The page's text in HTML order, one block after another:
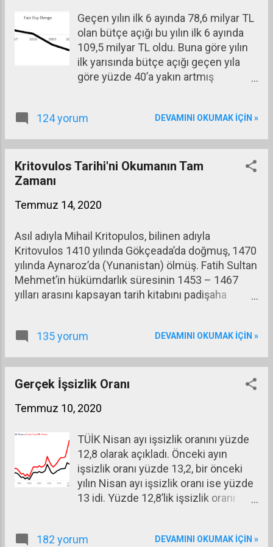
Yüksek reel faiz kazanmaya alışmış
olan tasarruf ...
toplam TCMB rezervlerinin 90 milyar
dolar olduğunu gösteriyor.
Geçen yılın ilk 6 ayında 78,6 milyar TL
olan bütçe açığı bu yılın ilk 6 ayında
109,5 milyar TL oldu. Buna göre yılın
ilk yarısında bütçe açığı geçen yıla
göre yüzde 40’a yakın artmış
orada da durum parlak görünmüyor.
milyar TL daha yüksek faiz dışı açık
var. Tablo şöyle (kaynak; Hazine ve
2019/6 2020/6 Değişim (%) Giderler
430,8 493,6 14,6 Faiz Giderleri 50,7
71,2 40,4 Gelirler 403,0 455,4 13,0
Vergi Gelirleri 307,7 335,9 9,2 Vergi
Dışı Gelirler 95,3 119,5 25,4 Bütçe
Dengesi -78,6 -109,4 39,2 Faiz Dışı
124 yorum DEVAMINI OKUMAK IÇIN »
Kritovulos Tarihi'ni Okumanın Tam
Zamanı
Temmuz 14, 2020
Asıl adıyla Mihail Kritopulos, bilinen adıyla
Kritovulos 1410 yılında Gökçeada’da doğmuş, 1470
yılında Aynaroz’da (Yunanistan) ölmüş. Fatih Sultan
Mehmet’in hükümdarlık süresinin 1453 – 1467
yılları arasını kapsayan tarih kitabını padişaha
şahların şahı, yüce imparator Mehmed’e kullarının
mektubuyla takdim etmiş.
135 yorum DEVAMINI OKUMAK IÇIN »
Gerçek İşsizlik Oranı
Temmuz 10, 2020
TÜİK Nisan ayı işsizlik oranını yüzde
12,8 olarak açıkladı. Önceki ayın
işsizlik oranı yüzde 13,2, bir önceki
yılın Nisan ayı işsizlik oranı ise yüzde
13 idi. Yüzde 12,8’lik işsizlik oranı
kabul edilen varsayımlara göre doğru.
182 yorum DEVAMINI OKUMAK IÇIN »